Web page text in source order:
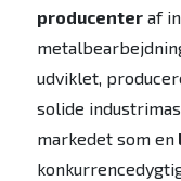
producenteraf
udviklet,
solide
markedet som en